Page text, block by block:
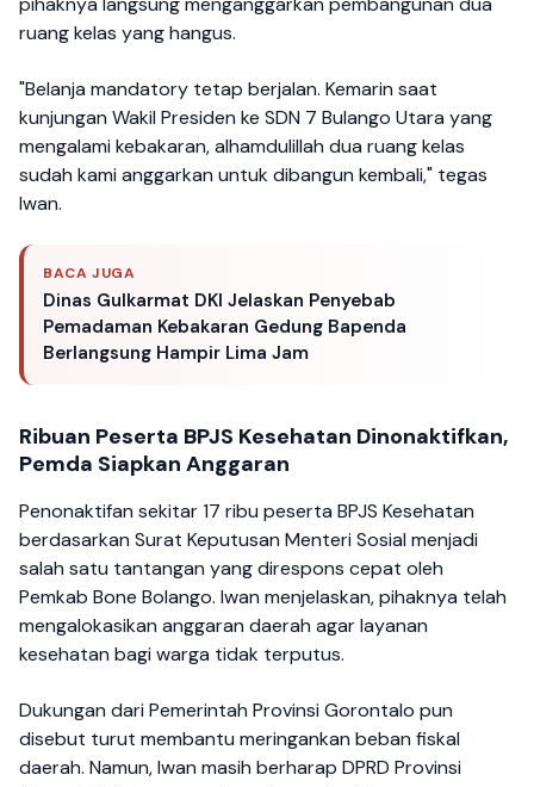
ruang kelas yang hangus.
"Belanja mandatory tetap berjalan. Kemarin saat
kunjungan Wakil Presiden ke SDN 7 Bulango Utara yang
mengalami kebakaran, alhamdulillah dua ruang kelas
sudah kami anggarkan untuk dibangun kembali," tegas
Iwan.
BACA JUGA
Dinas Gulkarmat DKI Jelaskan Penyebab
Pemadaman Kebakaran Gedung Bapenda
Berlangsung Hampir Lima Jam
Ribuan Peserta BPJS Kesehatan Dinonaktifkan,
Pemda Siapkan Anggaran
Penonaktifan sekitar 17 ribu peserta BPJS Kesehatan
berdasarkan Surat Keputusan Menteri Sosial menjadi
salah satu tantangan yang direspons cepat oleh
Pemkab Bone Bolango. Iwan menjelaskan, pihaknya telah
mengalokasikan anggaran daerah agar layanan
kesehatan bagi warga tidak terputus.
Dukungan dari Pemerintah Provinsi Gorontalo pun
disebut turut membantu meringankan beban fiskal
daerah. Namun, Iwan masih berharap DPRD Provinsi